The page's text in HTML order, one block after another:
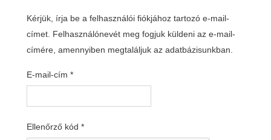
Kérjük, írja be a felhasználói fiókjához tartozó e-mail-
címet. Felhasználónevét meg fogjuk küldeni az e-mail-
címére, amennyiben megtaláljuk az adatbázisunkban.
E-mail-cím *
Ellenőrző kód *